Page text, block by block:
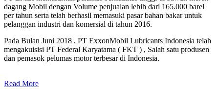
dagang Mobil dengan Volume penjualan lebih dari 165.000 barel
per tahun serta telah berhasil memasuki pasar bahan bakar untuk
pelanggan industri dan komersial di tahun 2016.
Pada Bulan Juni 2018 , PT ExxonMobil Lubricants Indonesia telah
mengakuisisi PT Federal Karyatama ( FKT ) , Salah satu produsen
dan pemasok pelumas motor terbesar di Indonesia.
Read More